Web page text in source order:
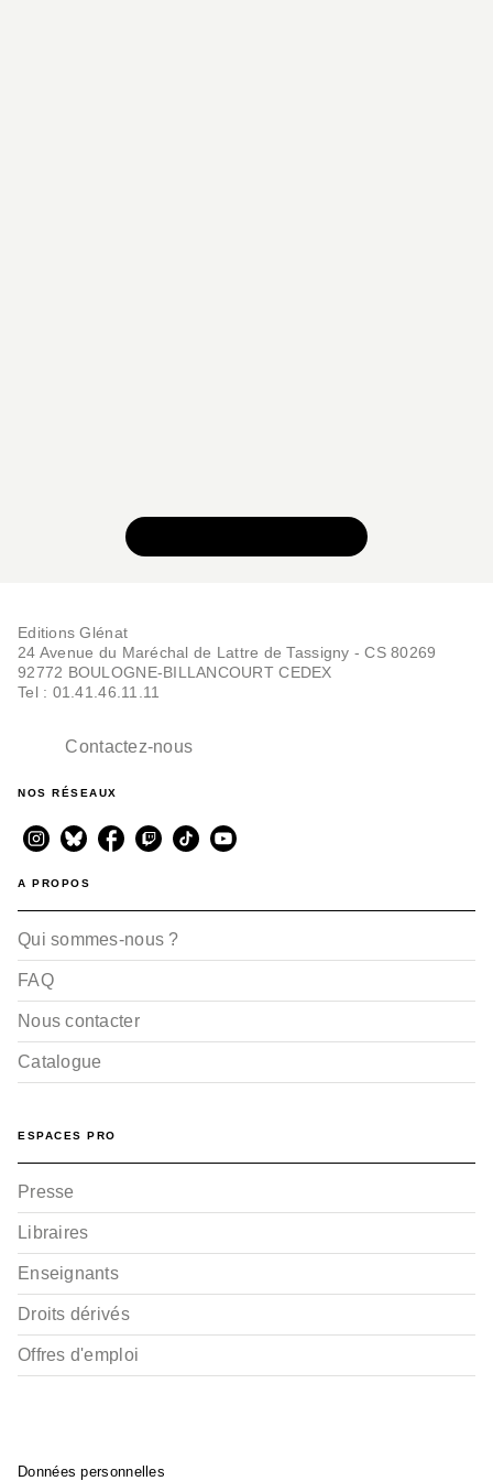
Editions Glénat
24 Avenue du Maréchal de Lattre de Tassigny - CS 80269
92772 BOULOGNE-BILLANCOURT CEDEX
Tel : 01.41.46.11.11
Contactez-nous
NOS RÉSEAUX
A PROPOS
Qui sommes-nous ?
FAQ
Nous contacter
Catalogue
ESPACES PRO
Presse
Libraires
Enseignants
Droits dérivés
Offres d'emploi
Données personnelles